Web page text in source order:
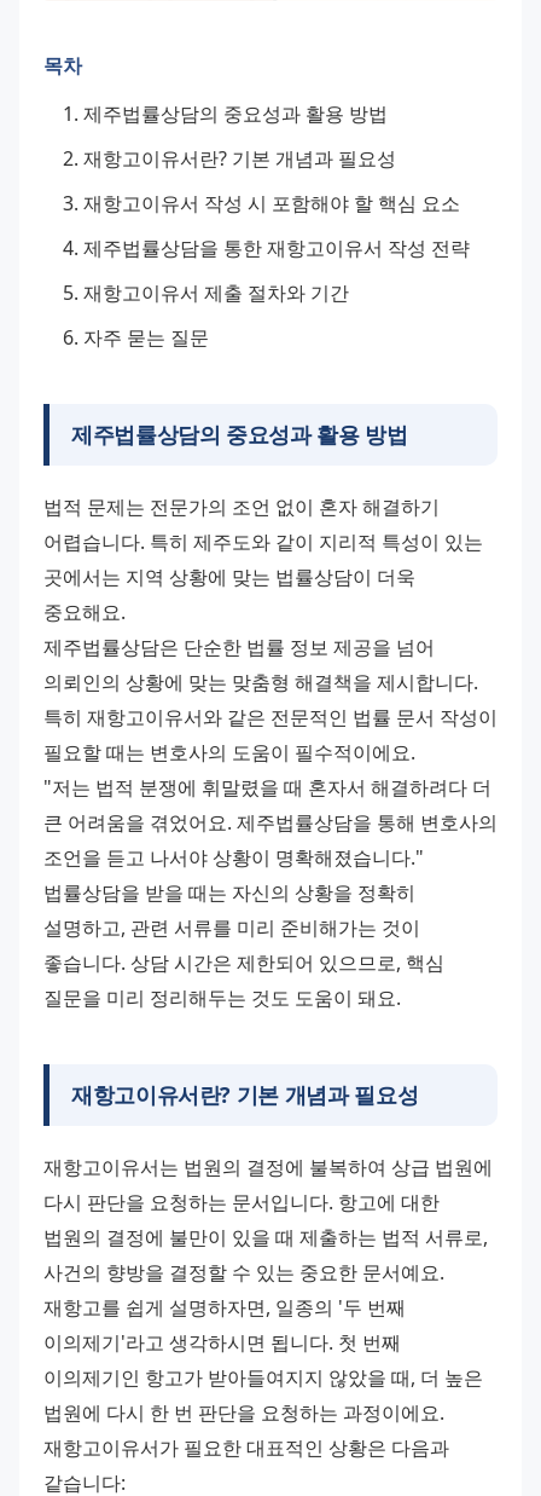
목차
제주법률상담의 중요성과 활용 방법
재항고이유서란? 기본 개념과 필요성
재항고이유서 작성 시 포함해야 할 핵심 요소
제주법률상담을 통한 재항고이유서 작성 전략
재항고이유서 제출 절차와 기간
자주 묻는 질문
제주법률상담의 중요성과 활용 방법
법적 문제는 전문가의 조언 없이 혼자 해결하기
어렵습니다. 특히 제주도와 같이 지리적 특성이 있는
곳에서는 지역 상황에 맞는 법률상담이 더욱
중요해요.
제주법률상담은 단순한 법률 정보 제공을 넘어
의뢰인의 상황에 맞는 맞춤형 해결책을 제시합니다.
특히 재항고이유서와 같은 전문적인 법률 문서 작성이
필요할 때는 변호사의 도움이 필수적이에요.
"저는 법적 분쟁에 휘말렸을 때 혼자서 해결하려다 더
큰 어려움을 겪었어요. 제주법률상담을 통해 변호사의
조언을 듣고 나서야 상황이 명확해졌습니다."
법률상담을 받을 때는 자신의 상황을 정확히
설명하고, 관련 서류를 미리 준비해가는 것이
좋습니다. 상담 시간은 제한되어 있으므로, 핵심
질문을 미리 정리해두는 것도 도움이 돼요.
재항고이유서란? 기본 개념과 필요성
재항고이유서는 법원의 결정에 불복하여 상급 법원에
다시 판단을 요청하는 문서입니다. 항고에 대한
법원의 결정에 불만이 있을 때 제출하는 법적 서류로,
사건의 향방을 결정할 수 있는 중요한 문서예요.
재항고를 쉽게 설명하자면, 일종의 '두 번째
이의제기'라고 생각하시면 됩니다. 첫 번째
이의제기인 항고가 받아들여지지 않았을 때, 더 높은
법원에 다시 한 번 판단을 요청하는 과정이에요.
재항고이유서가 필요한 대표적인 상황은 다음과
같습니다: